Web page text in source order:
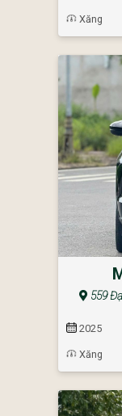
Xăng
559
2025
Xăng